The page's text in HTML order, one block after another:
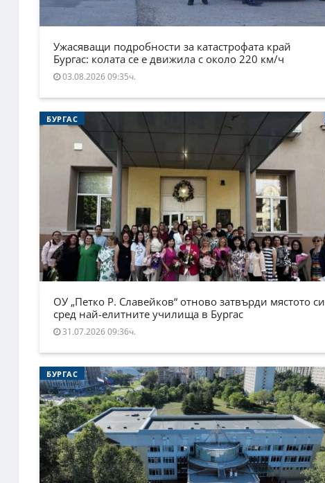
Ужасяващи подробности за катастрофата край
Бургас: колата се е движила с около 220 км/ч
03.08.2026 09:35ч.
БУРГАС
ОУ „Петко Р. Славейков“ отново затвърди мястото си
сред най-елитните училища в Бургас
31.07.2026 09:36ч.
БУРГАС